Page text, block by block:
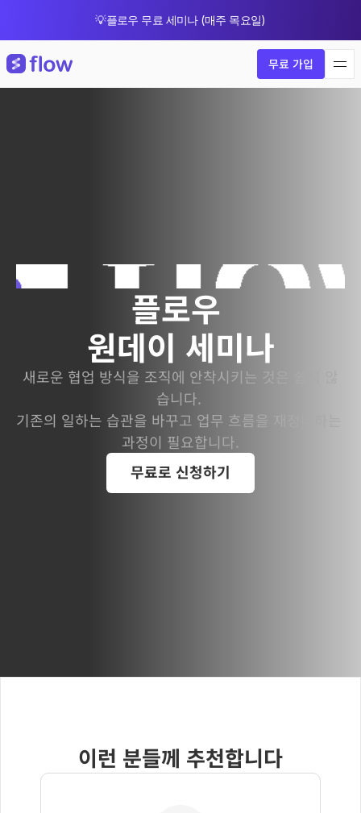
💡플로우 무료 세미나 (매주 목요일)
무료 가입
플로우
원데이 세미나
새로운 협업 방식을 조직에 안착시키는 것은 쉽지 않
습니다.
기존의 일하는 습관을 바꾸고 업무 흐름을 재정비하는
과정이 필요합니다.
무료로 신청하기
이런 분들께 추천합니다